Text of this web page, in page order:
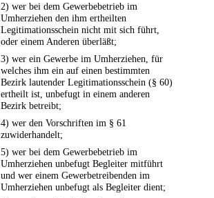
2) wer bei dem Gewerbebetrieb im
Umherziehen den ihm ertheilten
Legitimationsschein nicht mit sich führt,
oder einem Anderen überläßt;
3) wer ein Gewerbe im Umherziehen, für
welches ihm ein auf einen bestimmten
Bezirk lautender Legitimationsschein (§ 60)
ertheilt ist, unbefugt in einem anderen
Bezirk betreibt;
4) wer den Vorschriften im § 61
zuwiderhandelt;
5) wer bei dem Gewerbebetrieb im
Umherziehen unbefugt Begleiter mitführt
und wer einem Gewerbetreibenden im
Umherziehen unbefugt als Begleiter dient;